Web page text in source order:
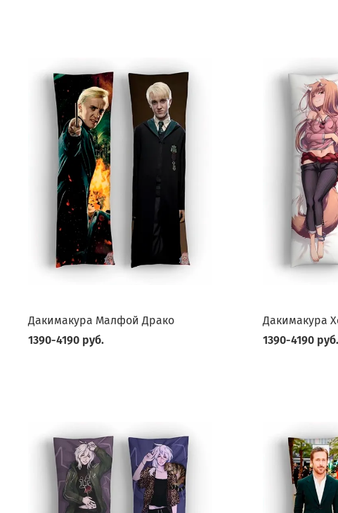
Дакимакура Малфой Драко
1390-4190 руб.
Дакимакура
1390-4190 руб.